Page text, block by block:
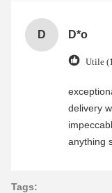
D D*o
Utile
delivery
anything seen before - truly top-notch
Tags: